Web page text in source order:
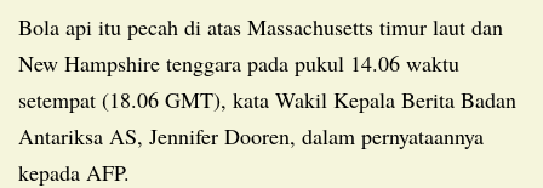
Bola api itu pecah di atas Massachusetts timur laut dan
New Hampshire tenggara pada pukul 14.06 waktu
setempat (18.06 GMT), kata Wakil Kepala Berita Badan
Antariksa AS, Jennifer Dooren, dalam pernyataannya
kepada AFP.